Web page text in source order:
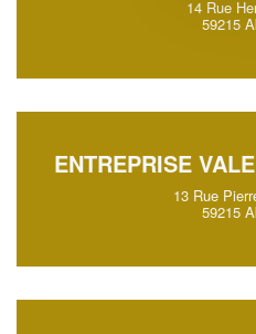
14 Rue
59215
ENTREPRISE
13 Rue
59215